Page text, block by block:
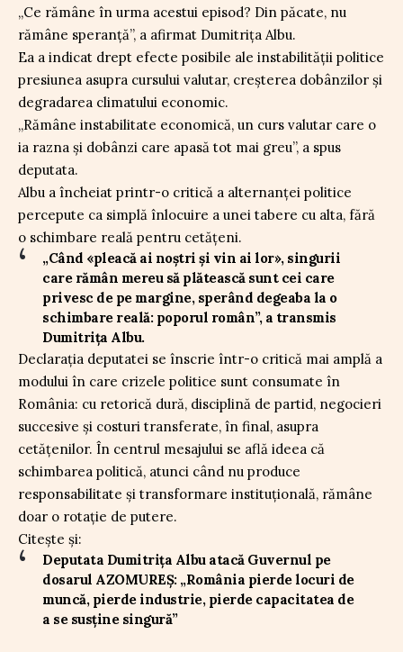
„Ce rămâne în urma acestui episod? Din păcate, nu
rămâne speranță”, a afirmat Dumitrița Albu.
Ea a indicat drept efecte posibile ale instabilității politice
presiunea asupra cursului valutar, creșterea dobânzilor și
degradarea climatului economic.
„Rămâne instabilitate economică, un curs valutar care o
ia razna și dobânzi care apasă tot mai greu”, a spus
deputata.
Albu a încheiat printr-o critică a alternanței politice
percepute ca simplă înlocuire a unei tabere cu alta, fără
o schimbare reală pentru cetățeni.
„Când «pleacă ai noștri și vin ai lor», singurii
care rămân mereu să plătească sunt cei care
privesc de pe margine, sperând degeaba la o
schimbare reală: poporul român”, a transmis
Dumitrița Albu.
Declarația deputatei se înscrie într-o critică mai amplă a
modului în care crizele politice sunt consumate în
România: cu retorică dură, disciplină de partid, negocieri
succesive și costuri transferate, în final, asupra
cetățenilor. În centrul mesajului se află ideea că
schimbarea politică, atunci când nu produce
responsabilitate și transformare instituțională, rămâne
doar o rotație de putere.
Citește și:
Deputata Dumitrița Albu atacă Guvernul pe
dosarul AZOMUREȘ: „România pierde locuri de
muncă, pierde industrie, pierde capacitatea de
a se susține singură”